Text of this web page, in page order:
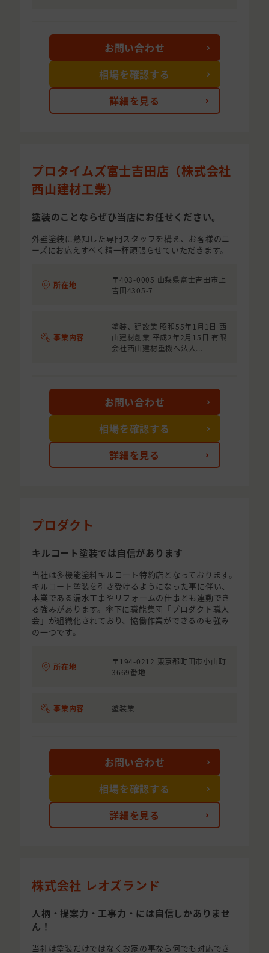
詳細を見る
お問い合わせ
相場を確認する
プロタイムズ富士吉田店（株式会社
西山建材工業）
塗装のことならぜひ当店にお任せください。
外壁塗装に熟知した専門スタッフを構え、お客様のニ
ーズにお応えすべく精一杯頑張らせていただきます。
所在地
〒403-0005 山梨県富士吉田市上
吉田4305-7
事業内容
塗装、建設業 昭和55年1月1日 西
山建材創業 平成2年2月15日 有限
会社西山建材重機へ法人...
詳細を見る
お問い合わせ
相場を確認する
プロダクト
キルコート塗装では自信があります
当社は多機能塗料キルコート特約店となっております。
キルコート塗装を引き受けるようになった事に伴い、
本業である漏水工事やリフォームの仕事とも連動でき
る強みがあります。傘下に職能集団「プロダクト職人
会」が組織化されており、協働作業ができるのも強み
の一つです。
所在地
〒194-0212 東京都町田市小山町
3669番地
事業内容 塗装業
詳細を見る
お問い合わせ
相場を確認する
株式会社 レオズランド
人柄・提案力・工事力・には自信しかありませ
ん！
当社は塗装だけではなくお家の事なら何でも対応でき